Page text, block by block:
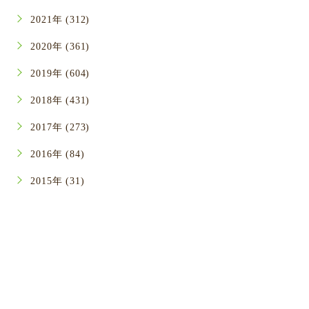
2021年 (312)
2020年 (361)
2019年 (604)
2018年 (431)
2017年 (273)
2016年 (84)
2015年 (31)